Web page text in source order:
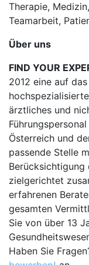
Therapie,
Teamarbeit,
Über uns
FIND YOUR
2012 eine auf
ärztliches und
Österreich und
passende Stelle
Berücksichtigung
zielgerichtet
erfahrenen
gesamten
Sie von über 13
Haben Sie